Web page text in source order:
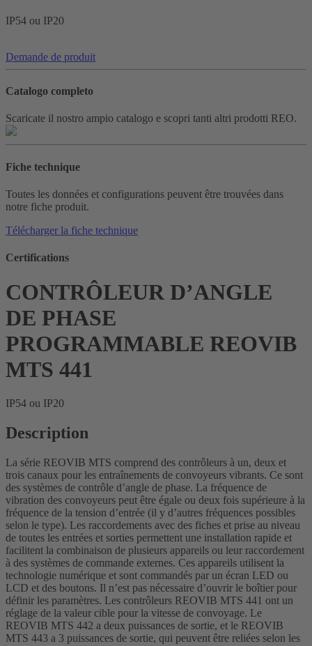
IP54 ou IP20
Demande de produit
Catalogo completo
Scaricate il nostro ampio catalogo e scopri tanti altri prodotti REO.
Fiche technique
Toutes les données et configurations peuvent être trouvées dans
notre fiche produit.
Télécharger la fiche technique
Certifications
CONTRÔLEUR D’ANGLE
DE PHASE
PROGRAMMABLE REOVIB
MTS 441
IP54 ou IP20
Description
La série REOVIB MTS comprend des contrôleurs à un, deux et
trois canaux pour les entraînements de convoyeurs vibrants. Ce sont
des systèmes de contrôle d’angle de phase. La fréquence de
vibration des convoyeurs peut être égale ou deux fois supérieure à la
fréquence de la tension d’entrée (il y d’autres fréquences possibles
selon le type). Les raccordements avec des fiches et prise au niveau
de toutes les entrées et sorties permettent une installation rapide et
facilitent la combinaison de plusieurs appareils ou leur raccordement
à des systèmes de commande externes. Ces appareils utilisent la
technologie numérique et sont commandés par un écran LED ou
LCD et des boutons. Il n’est pas nécessaire d’ouvrir le boîtier pour
définir les paramètres. Les contrôleurs REOVIB MTS 441 ont un
réglage de la valeur cible pour la vitesse de convoyage. Le
REOVIB MTS 442 a deux puissances de sortie, et le REOVIB
MTS 443 a 3 puissances de sortie, qui peuvent être reliées selon les